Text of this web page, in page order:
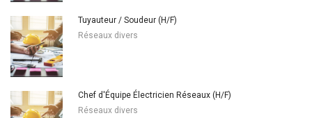
Tuyauteur / Soudeur (H/F)
Réseaux divers
Chef d'Équipe Électricien Réseaux (H/F)
Réseaux divers